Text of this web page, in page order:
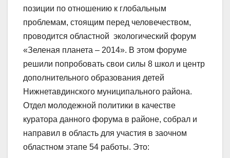
позиции по отношению к глобальным
проблемам, стоящим перед человечеством,
проводится областной экологический форум
«Зеленая планета – 2014». В этом форуме
решили попробовать свои силы 8 школ и центр
дополнительного образования детей
Нижнетавдинского муниципального района.
Отдел молодежной политики в качестве
куратора данного форума в районе, собрал и
направил в область для участия в заочном
областном этапе 54 работы. Это: